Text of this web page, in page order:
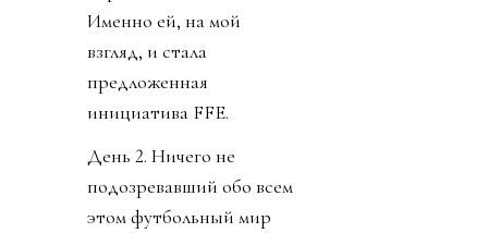
Именно ей, на мой
взгляд, и стала
предложенная
инициатива FFE.
День 2. Ничего не
подозревавший обо всем
этом футбольный мир